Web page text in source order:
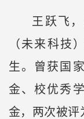
王跃飞
（未来科技
生。曾获国
金、校优秀
金，两次被评